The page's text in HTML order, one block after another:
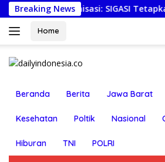
Breaking News
SIGASI Tetapkan Susunan
Home
Beranda Berita Jawa Barat
Kesehatan Poltik Nasional
Hiburan TNI POLRI